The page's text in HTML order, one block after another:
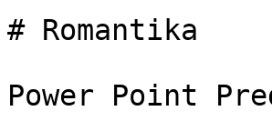
# Romantika
Power Point